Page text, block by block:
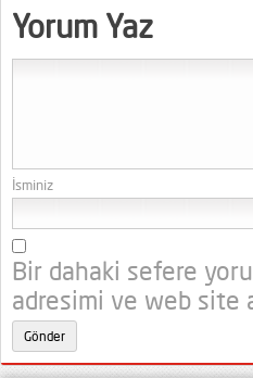
Yorum Yaz
İsminiz
Bir dahaki sefere
adresimi ve web site